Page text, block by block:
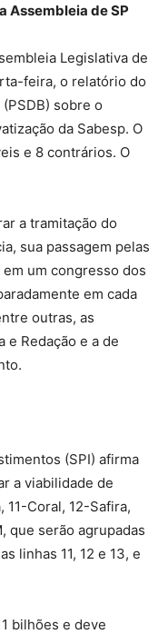
Assembleia de SP
Legislativa de
feira, o relatório do
sobre o
da Sabesp. O
e 8 contrários. O
a tramitação do
sua passagem pelas
um congresso dos
em cada
outras, as
e Redação e a de
(SPI) afirma
a viabilidade de
11-Coral, 12-Safira,
que serão agrupadas
linhas 11, 12 e 13, e
bilhões e deve